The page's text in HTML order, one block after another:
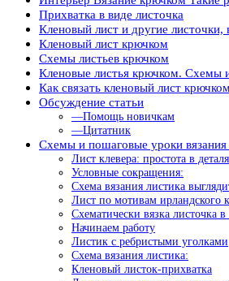
Прихватка в виде листочка
Кленовый лист и другие
Кленовый лист крючком
Схемы листьев крючком
Кленовые листья крючком. Схемы
Как связать кленовый лист
Обсуждение статьи
—Помощь новичкам
—Цитатник
Схемы и пошаговые уроки вязания
Лист клевера: простота в
Условные сокращения:
Схема вязания листика
Лист по мотивам ирландского
Схематически вязка листочка
Начинаем работу
Листик с ребристыми уголками
Схема вязания листика:
Кленовый листок-прихватка